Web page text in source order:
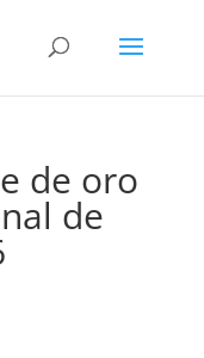
de oro
de